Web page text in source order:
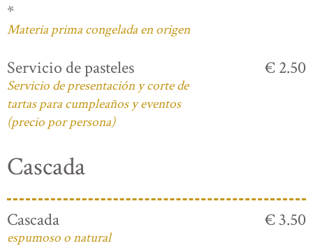
*
Materia prima congelada en origen
Servicio de pasteles
Servicio de presentación y corte de
tartas para cumpleaños y eventos
(precio por persona)
€ 2.50
Cascada
Cascada
espumoso o natural
€ 3.50